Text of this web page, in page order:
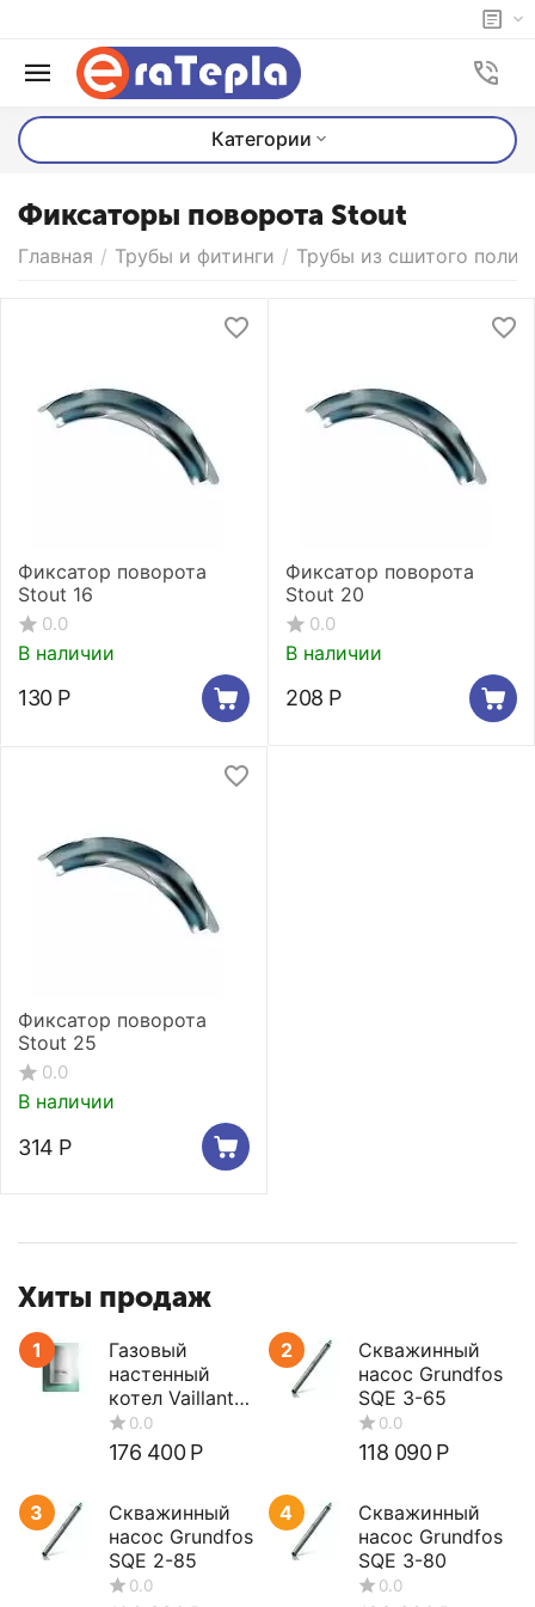
Категории
Фиксаторы поворота Stout
Главная / Трубы и фитинги / Трубы из сшитого
Фиксатор поворота
Stout 16
0.0
В наличии
130 Р
Фиксатор поворота
Stout 20
0.0
В наличии
208 Р
Фиксатор поворота
Stout 25
0.0
В наличии
314 Р
Хиты продаж
1
Газовый
настенный
котел Vaillant
turboTEC plus
VUW 362/5-5
0.0
176 400 Р
2
Скважинный
насос Grundfos
SQE 3-65
118 090 Р
3
Скважинный
насос Grundfos
SQE 2-85
4
Скважинный
насос Grundfos
SQE 3-80